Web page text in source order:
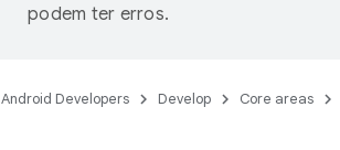
podem ter erros.
Android Developers Develop Core areas